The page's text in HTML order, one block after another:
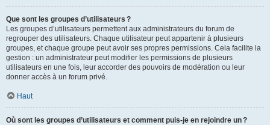
Que sont les groupes d’utilisateurs ?
Les groupes d’utilisateurs permettent aux administrateurs du forum de
regrouper des utilisateurs. Chaque utilisateur peut appartenir à plusieurs
groupes, et chaque groupe peut avoir ses propres permissions. Cela facilite la
gestion : un administrateur peut modifier les permissions de plusieurs
utilisateurs en une fois, leur accorder des pouvoirs de modération ou leur
donner accès à un forum privé.
Haut
Où sont les groupes d’utilisateurs et comment puis-je en rejoindre un ?